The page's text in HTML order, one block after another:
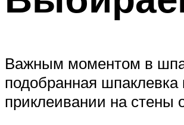
Важным моментом в
подобранная шпаклевка
приклеивании на стены